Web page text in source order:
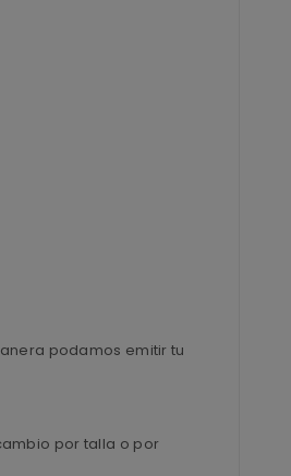
podamos emitir tu
por talla o por